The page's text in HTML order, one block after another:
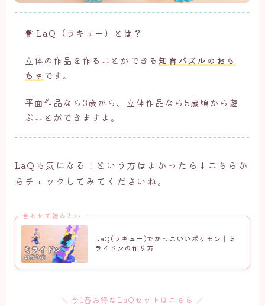
LaQ（ラキュー）とは？
立体の作品を作ることができる 知育パズルのおも
ちゃ です。
平面作品なら3歳から、立体作品なら5歳頃から遊
ぶことができますよ。
LaQも気になる！という方はよかったら↓こちらか
らチェックしてみてくださいね。
合わせて読みたい
LaQ(ラキュー)でかっこいいポケモン｜ミ
ライドンの作り方
＼ 今1番お得なLaQセットはこちら ／